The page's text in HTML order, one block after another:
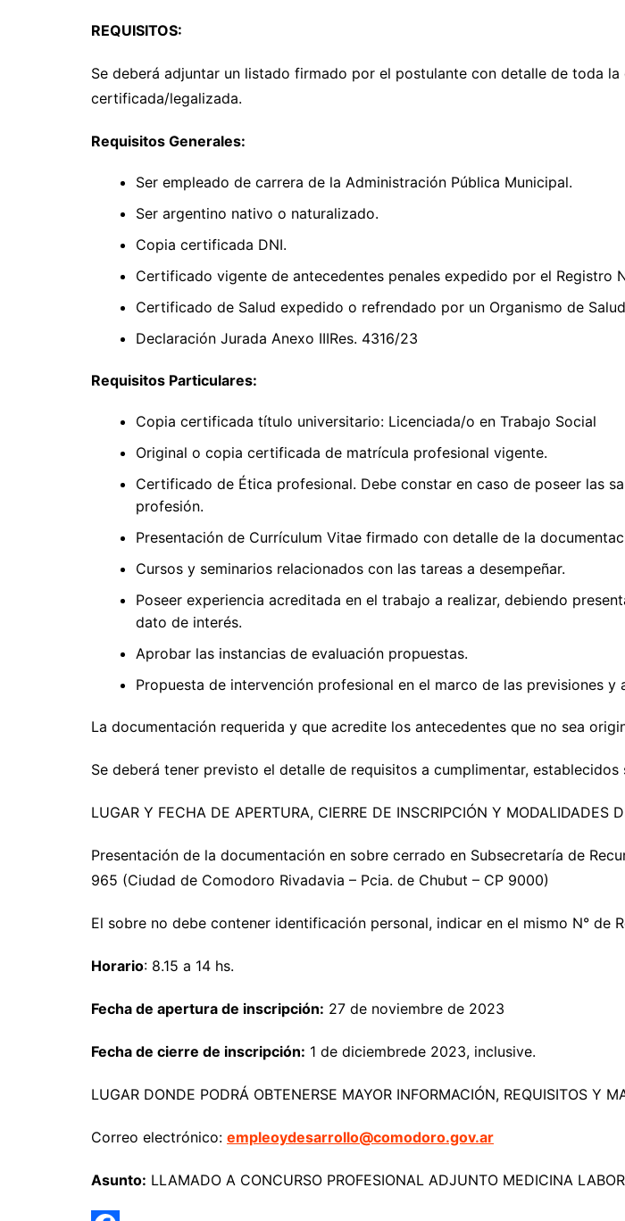
REQUISITOS:
Se deberá adjuntar un listado firmado por el postulante con detalle de toda
certificada/legalizada.
Requisitos Generales:
Ser empleado de carrera de la Administración Pública Municipal.
Ser argentino nativo o naturalizado.
Copia certificada DNI.
Certificado vigente de antecedentes penales expedido por el Registro
Certificado de Salud expedido o refrendado por un Organismo de
Declaración Jurada Anexo IIIRes. 4316/23
Requisitos Particulares:
Copia certificada título universitario: Licenciada/o en Trabajo Social
Original o copia certificada de matrícula profesional vigente.
Certificado de Ética profesional. Debe constar en caso de poseer las
profesión.
Presentación de Currículum Vitae firmado con detalle de la
Cursos y seminarios relacionados con las tareas a desempeñar.
Poseer experiencia acreditada en el trabajo a realizar, debiendo
dato de interés.
Aprobar las instancias de evaluación propuestas.
Propuesta de intervención profesional en el marco de las previsiones y
La documentación requerida y que acredite los antecedentes que no sea
Se deberá tener previsto el detalle de requisitos a cumplimentar,
LUGAR Y FECHA DE APERTURA, CIERRE DE INSCRIPCIÓN Y MODALIDADES
Presentación de la documentación en sobre cerrado en Subsecretaría de
965 (Ciudad de Comodoro Rivadavia – Pcia. de Chubut – CP 9000)
El sobre no debe contener identificación personal, indicar en el mismo N° de
Horario: 8.15 a 14 hs.
Fecha de apertura de inscripción: 27 de noviembre de 2023
Fecha de cierre de inscripción: 1 de diciembrede 2023, inclusive.
LUGAR DONDE PODRÁ OBTENERSE MAYOR INFORMACIÓN, REQUISITOS Y
Correo electrónico: empleoydesarrollo@comodoro.gov.ar
Asunto: LLAMADO A CONCURSO PROFESIONAL ADJUNTO MEDICINA